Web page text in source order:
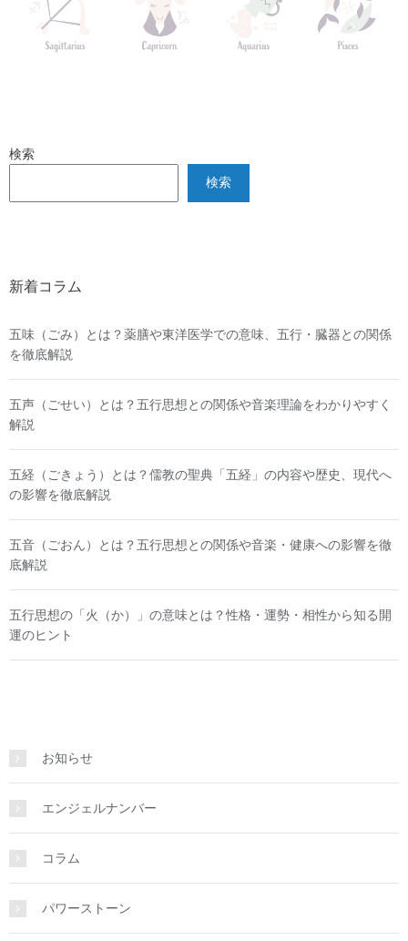
検索
検索
新着コラム
五味（ごみ）とは？薬膳や東洋医学での意味、五行・臓器との関係
を徹底解説
五声（ごせい）とは？五行思想との関係や音楽理論をわかりやすく
解説
五経（ごきょう）とは？儒教の聖典「五経」の内容や歴史、現代へ
の影響を徹底解説
五音（ごおん）とは？五行思想との関係や音楽・健康への影響を徹
底解説
五行思想の「火（か）」の意味とは？性格・運勢・相性から知る開
運のヒント
お知らせ
エンジェルナンバー
コラム
パワーストーン